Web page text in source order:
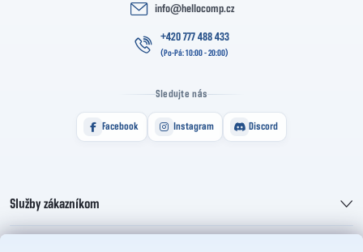
info@hellocomp.cz
+420 777 488 433
Sledujte nás
Facebook Instagram Discord
Služby zákazníkom